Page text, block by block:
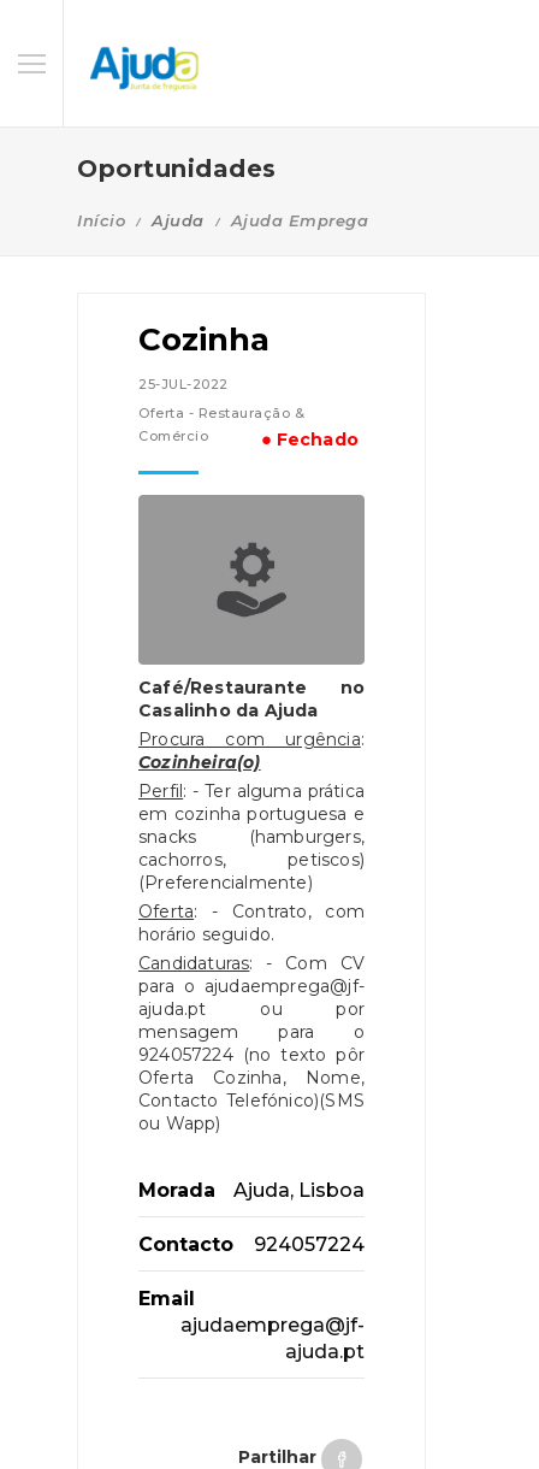
Oportunidades
Início Ajuda Ajuda Emprega
Cozinha
25-JUL-2022
Oferta - Restauração &
Comércio
● Fechado
Café/Restaurante no
Casalinho da Ajuda
Procura com urgência:
Cozinheira(o)
Perfil: - Ter alguma prática
em cozinha portuguesa e
snacks (hamburgers,
cachorros, petiscos)
(Preferencialmente)
Oferta: - Contrato, com
horário seguido.
Candidaturas: - Com CV
para o ajudaemprega@jf-
ajuda.pt ou por
mensagem para o
924057224 (no texto pôr
Oferta Cozinha, Nome,
Contacto Telefónico)(SMS
ou Wapp)
Morada Ajuda, Lisboa
Contacto 924057224
Email
ajudaemprega@jf-
ajuda.pt
Partilhar